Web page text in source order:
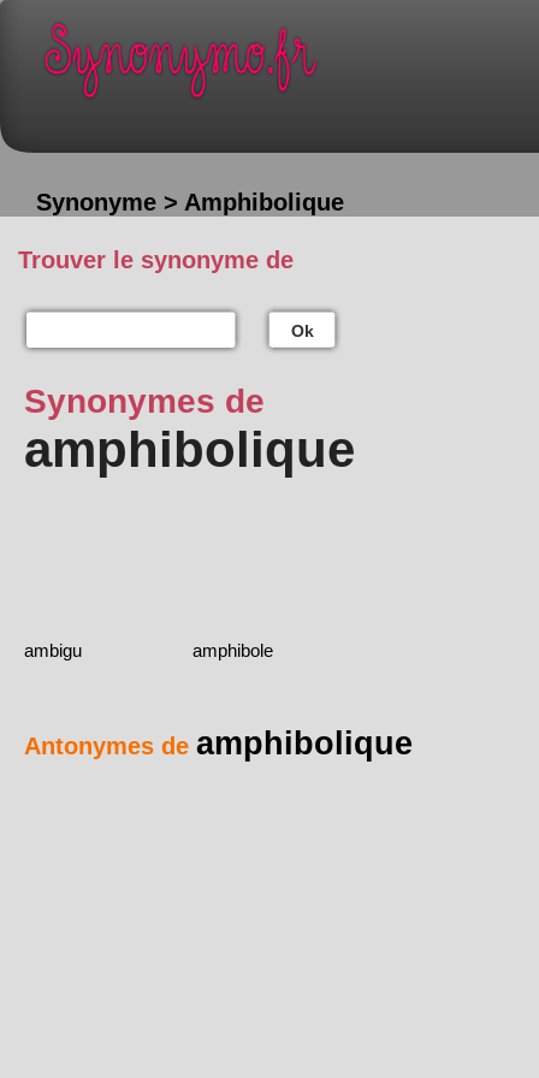
Synonyme > Amphibolique
Trouver le synonyme de
Ok
Synonymes de
amphibolique
ambigu amphibole
Antonymes de amphibolique